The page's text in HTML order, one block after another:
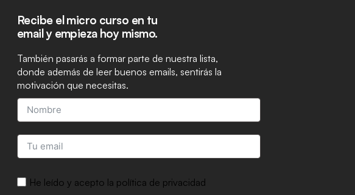
Recibe el micro curso en tu
email y empieza hoy mismo.
También pasarás a formar parte de nuestra lista,
donde además de leer buenos emails, sentirás la
motivación que necesitas.
He leído y acepto la política de privacidad